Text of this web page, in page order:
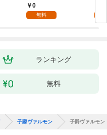
す 第
0
無料
ま
ランキング
無料
子爵ヴァルモン 子爵ヴァルモン